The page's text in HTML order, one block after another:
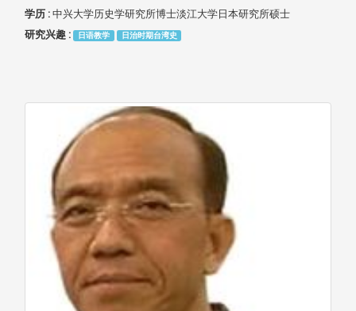
学历 : 中兴大学历史学研究所博士淡江大学日本研究所硕士
研究兴趣 :
日语教学 日治时期台湾史